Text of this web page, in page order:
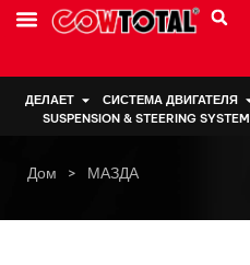
ДЕЛАЕТ СИСТЕМА ДВИГАТЕЛЯ
SUSPENSION & STEERING SYSTEM
Дом > МАЗДА